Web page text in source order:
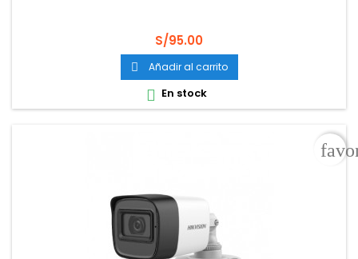
Precio
S/95.00
 Añadir al carrito
 En stock